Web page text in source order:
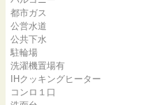
都市ガス
公営水道
公共下水
駐輪場
洗濯機置場有
IHクッキングヒーター
コンロ１口